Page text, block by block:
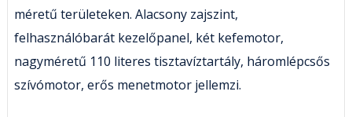
méretű területeken. Alacsony zajszint,
felhasználóbarát kezelőpanel, két kefemotor,
nagyméretű 110 literes tisztavíztartály, háromlépcsős
szívómotor, erős menetmotor jellemzi.